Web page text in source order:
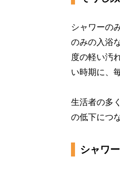
シャワーの
のみの入浴
度の軽い汚
い時期に、
生活者の多
の低下につ
シャワ